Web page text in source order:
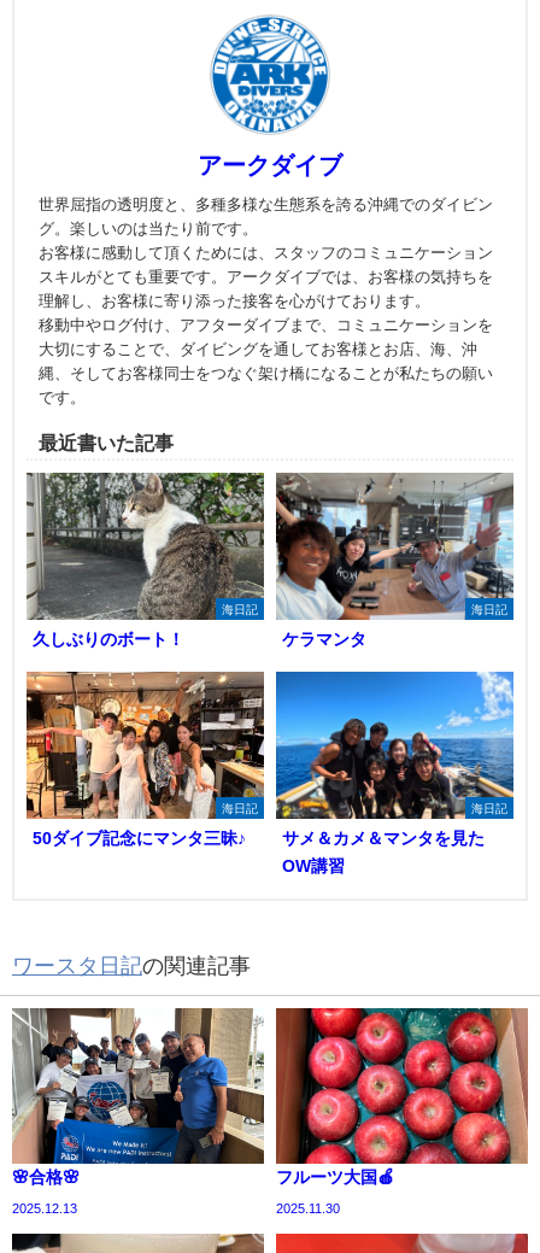
アークダイブ
世界屈指の透明度と、多種多様な生態系を誇る沖縄でのダイビン
グ。楽しいのは当たり前です。
お客様に感動して頂くためには、スタッフのコミュニケーション
スキルがとても重要です。アークダイブでは、お客様の気持ちを
理解し、お客様に寄り添った接客を心がけております。
移動中やログ付け、アフターダイブまで、コミュニケーションを
大切にすることで、ダイビングを通してお客様とお店、海、沖
縄、そしてお客様同士をつなぐ架け橋になることが私たちの願い
です。
最近書いた記事
海日記
久しぶりのボート！
海日記
ケラマンタ
海日記
50ダイブ記念にマンタ三昧♪
海日記
サメ＆カメ＆マンタを見た
OW講習
ワースタ日記の関連記事
🌸合格🌸
2025.12.13
フルーツ大国🍎
2025.11.30